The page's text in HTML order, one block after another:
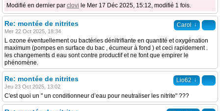
Modifié en dernier par clovi le Mer 17 Déc 2025, 15:12, modifié 1 fois.
Carol ↓
Re: montée de nitrites
Mer 22 Oct 2025, 18:34
L ozone éventuellement ou bactéries dénitrifiante en quantité et oxygénation
maximum (pompes en surface du bac , écumeur à fond ) et ceci rapidement .
les changements d eau sont contre productif et ne font que empirer le
phénomène.
Lio62 ↓
Re: montée de nitrites
Jeu 23 Oct 2025, 13:02
C'est quoi un " un conditionneur d’eau pour neutraliser les nitrite" ???